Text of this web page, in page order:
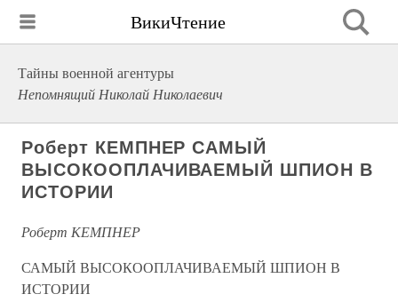
ВикиЧтение
Тайны военной агентуры
Непомнящий Николай Николаевич
Роберт КЕМПНЕР САМЫЙ
ВЫСОКООПЛАЧИВАЕМЫЙ ШПИОН В
ИСТОРИИ
Роберт КЕМПНЕР
САМЫЙ ВЫСОКООПЛАЧИВАЕМЫЙ ШПИОН В
ИСТОРИИ